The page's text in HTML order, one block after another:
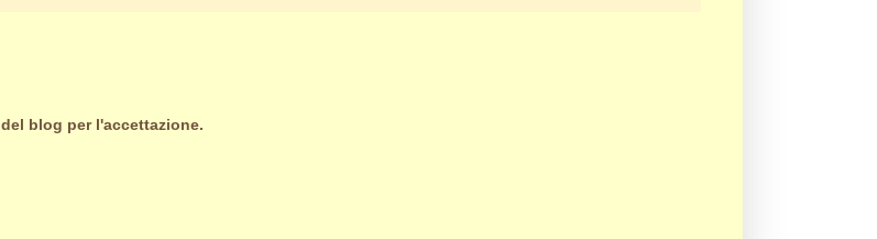
del blog per l'accettazione.